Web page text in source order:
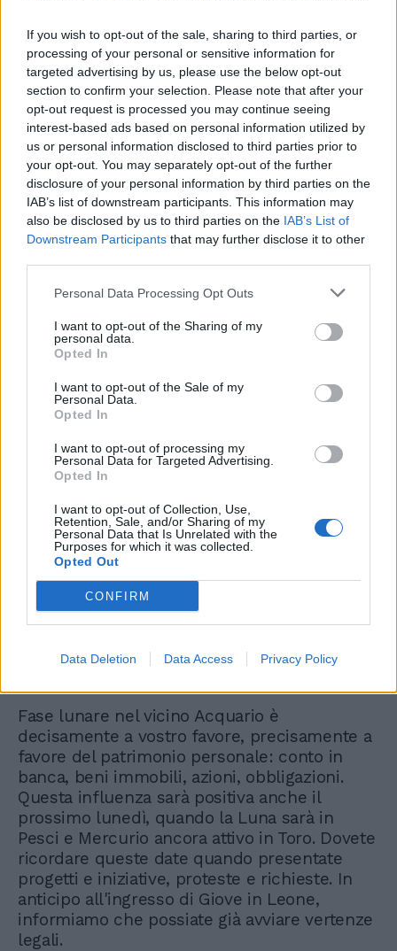
If you wish to opt-out of the sale, sharing to third parties, or
processing of your personal or sensitive information for
targeted advertising by us, please use the below opt-out
section to confirm your selection. Please note that after your
opt-out request is processed you may continue seeing
interest-based ads based on personal information utilized by
us or personal information disclosed to third parties prior to
your opt-out. You may separately opt-out of the further
disclosure of your personal information by third parties on the
IAB’s list of downstream participants. This information may
also be disclosed by us to third parties on the IAB’s List of
Downstream Participants that may further disclose it to other
Personal Data Processing Opt Outs
I want to opt-out of the Sharing of my
personal data.
Opted In
I want to opt-out of the Sale of my
Personal Data.
Opted In
I want to opt-out of processing my
Personal Data for Targeted Advertising.
Opted In
I want to opt-out of Collection, Use,
Retention, Sale, and/or Sharing of my
Personal Data that Is Unrelated with the
Purposes for which it was collected.
Opted Out
CONFIRM
Data Deletion Data Access Privacy Policy
Il pericolo di questa. Luna in Acquario è più
che altro per lo stato d'animo, potrebbe
creare una agitazione esagerata. Perché è una
fase di per sé stessa demoralizzante,
figuriamoci come diventa congiunta a
Plutone. Per dirla con Elias Canetti, lo
Scorpione “Ha gli occhi spietati di chi ha
amato sopra ogni cosa” … Adesso però
bisogna mettere in ordine la vita personale:
lavoro, affari, salute, poi quella familiare.
Nell'ambiente domestico troverete un errore
Sagittario
In fondo, questa Venere in Gemelli non ha
creato danni ma soltanto qualche noioso
disagio, nel matrimonio soprattutto, insomma
la si può sopportare ancora una settimana o
poco più. Cercare amori nuovi sotto la Luna
ultimo quarto può sembrare un’utopia, però
voi avete Marte magnifico e Plutone
intensamente passionale, i miracoli
accadono, talvolta. È una notte di Luna
calante, come quella cantata da Domenico
Modugno.
Fase lunare nel vicino Acquario è
decisamente a vostro favore, precisamente a
favore del patrimonio personale: conto in
banca, beni immobili, azioni, obbligazioni.
Questa influenza sarà positiva anche il
prossimo lunedì, quando la Luna sarà in
Pesci e Mercurio ancora attivo in Toro. Dovete
ricordare queste date quando presentate
progetti e iniziative, proteste e richieste. In
anticipo all'ingresso di Giove in Leone,
informiamo che possiate già avviare vertenze
legali.